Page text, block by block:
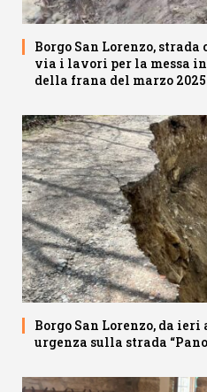
Borgo San Lorenzo,
via i lavori per la messa
della frana del marzo 2025
Borgo San Lorenzo, da
urgenza sulla strada